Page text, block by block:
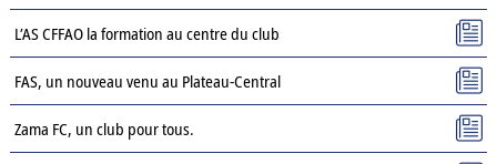
L’AS CFFAO la formation au centre du club
FAS, un nouveau venu au Plateau-Central
Zama FC, un club pour tous.